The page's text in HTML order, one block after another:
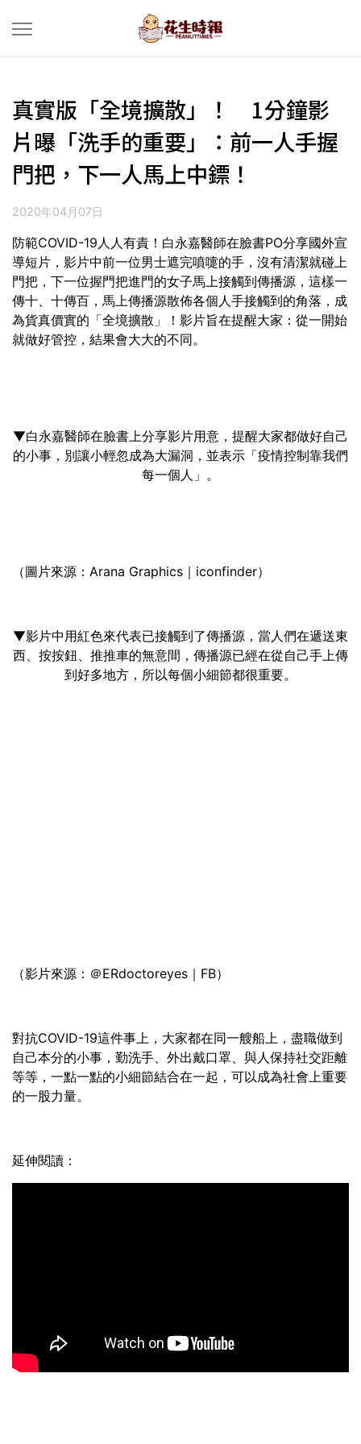
真實版「全境擴散」！ 1分鐘影
片曝「洗手的重要」：前一人手握
門把，下一人馬上中鏢！
2020年04月07日
防範COVID-19人人有責！白永嘉醫師在臉書PO分享國外宣
導短片，影片中前一位男士遮完噴嚏的手，沒有清潔就碰上
門把，下一位握門把進門的女子馬上接觸到傳播源，這樣一
傳十、十傳百，馬上傳播源散佈各個人手接觸到的角落，成
為貨真價實的「全境擴散」！影片旨在提醒大家：從一開始
就做好管控，結果會大大的不同。
▼白永嘉醫師在臉書上分享影片用意，提醒大家都做好自己
的小事，別讓小輕忽成為大漏洞，並表示「疫情控制靠我們
每一個人」。
（圖片來源：Arana Graphics｜iconfinder）
▼影片中用紅色來代表已接觸到了傳播源，當人們在遞送東
西、按按鈕、推推車的無意間，傳播源已經在從自己手上傳
到好多地方，所以每個小細節都很重要。
（影片來源：＠ERdoctoreyes｜FB）
對抗COVID-19這件事上，大家都在同一艘船上，盡職做到
自己本分的小事，勤洗手、外出戴口罩、與人保持社交距離
等等，一點一點的小細節結合在一起，可以成為社會上重要
的一股力量。
延伸閱讀：